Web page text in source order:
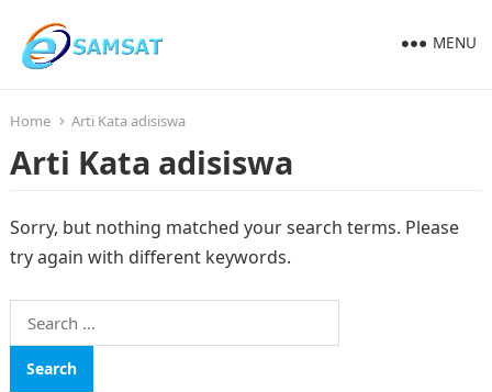
MENU
Home Arti Kata adisiswa
Arti Kata adisiswa
Sorry, but nothing matched your search terms. Please
try again with different keywords.
Search
for: